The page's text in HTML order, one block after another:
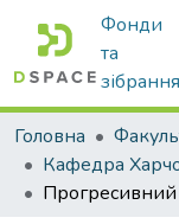
Фонди
та
зібрання
Головна